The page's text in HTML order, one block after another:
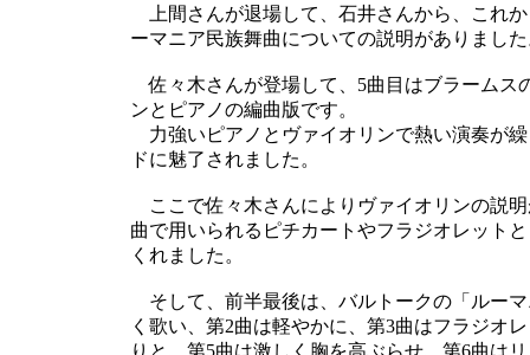
上間さんが退場して、石井さんから、これ
ーマニア民族舞曲についての説明がありまし
佐々木さんが登場して、5曲目はブラームス
ンとピアノの編曲版です。
力強いピアノとヴァイオリンで熱い演奏が
ドに魅了されました。
ここで佐々木さんによりヴァイオリンの説
曲で用いられるピチカートやフラジオレット
くれました。
そして、前半最後は、バルトークの「ルー
く歌い、第2曲は軽やかに、第3曲はフラジオ
りと、第5曲は激しく胸を高ぶらせ、第6曲は